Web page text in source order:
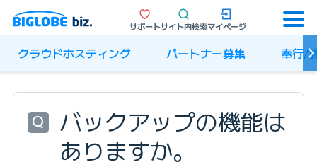
サポートサイト内検索マイページ
クラウドホスティング パートナー募集 奉行/
Q
バックアップの機能は
ありますか。